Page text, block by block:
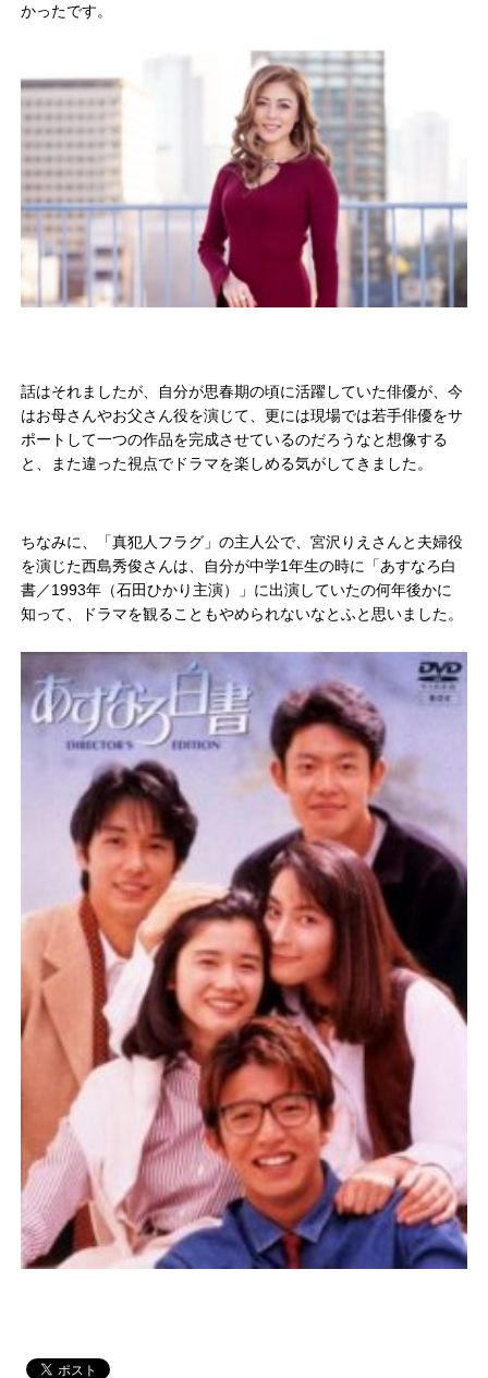
かったです。
話はそれましたが、自分が思春期の頃に活躍していた俳優が、今
はお母さんやお父さん役を演じて、更には現場では若手俳優をサ
ポートして一つの作品を完成させているのだろうなと想像する
と、また違った視点でドラマを楽しめる気がしてきました。
ちなみに、「真犯人フラグ」の主人公で、宮沢りえさんと夫婦役
を演じた西島秀俊さんは、自分が中学1年生の時に「あすなろ白
書／1993年（石田ひかり主演）」に出演していたの何年後かに
知って、ドラマを観ることもやめられないなとふと思いました。